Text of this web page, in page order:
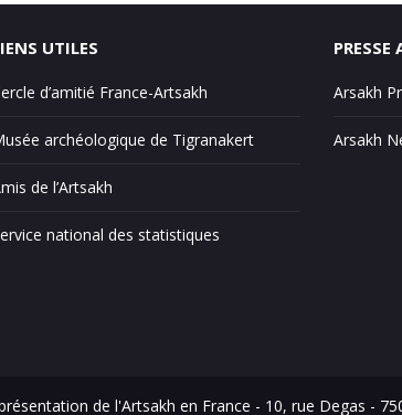
UTILES
d’amitié France-Artsakh
archéologique de Tigranakert
de l’Artsakh
national des statistiques
PRESSE
Arsakh
Arsakh
de l'Artsakh en France - 10, rue Degas -